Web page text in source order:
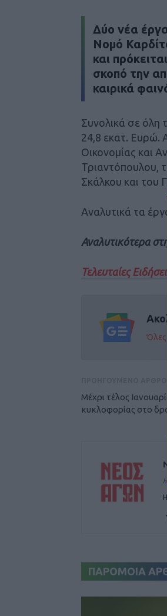
Δύο νέα
Νομό
και
σκοπό την
καιρικά
Συνολικά σε όλη
24,8 εκατ. Ευρώ.
Οικονομίας και
Τριαντόπουλου,
Σκάλκου και
Αναλυτικά τα
Αναλυτικότερα
Τελευταίες
Όλες
Μέχρι τέλος
κυκλοφορίας στο
ΠΑΡΟΜΟΙΑ